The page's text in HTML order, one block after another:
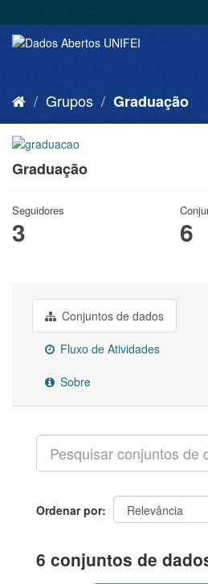
Grupos Graduação
Graduação
Seguidores
3 6
Conjuntos de dados
Fluxo de Atividades
Sobre
Ordenar por
6 conjuntos de